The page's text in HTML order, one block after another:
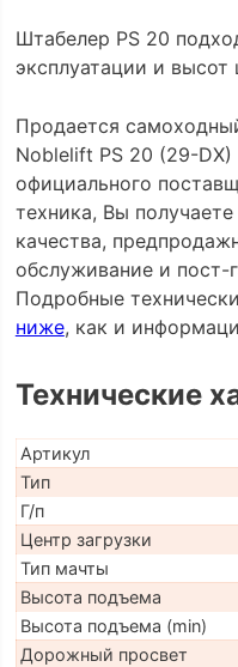
Штабелер PS 20
эксплуатации и
Продается
Noblelift PS 20 (29-
официального
техника, Вы
качества,
обслуживание и пост-
Подробные
ниже, как и
Технические
Артикул
Тип
Г/п
Центр загрузки
Тип мачты
Высота подъема
Высота подъема (min)
Дорожный просвет